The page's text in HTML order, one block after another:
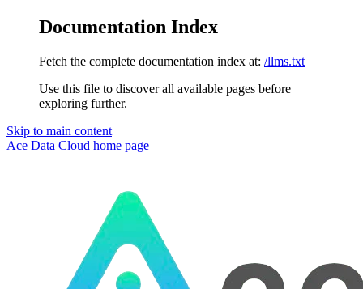
Documentation Index
Fetch the complete documentation index at: /llms.txt
Use this file to discover all available pages before
exploring further.
Skip to main content
Ace Data Cloud home page